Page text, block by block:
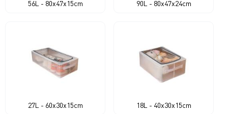
56L - 80x47x15cm 90L - 80x47x24cm
27L - 60x30x15cm 18L - 40x30x15cm